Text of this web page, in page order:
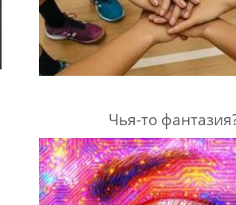
Чья-то